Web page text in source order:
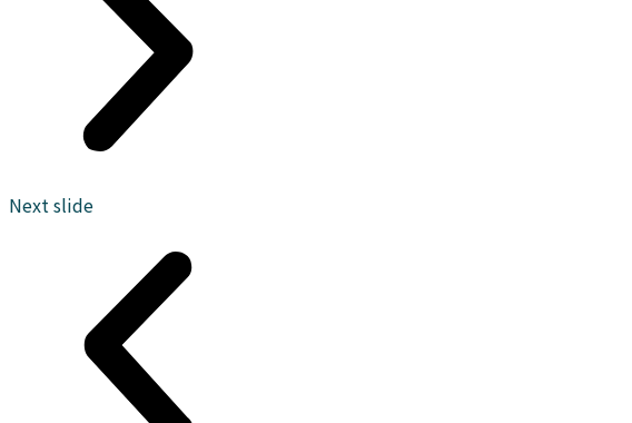
Next slide
대전 경
남아너스
빌
▶사전관
심고객등
록 바로가
기◀
대전 경
남아너스
▶방문예
약 바로가
기◀